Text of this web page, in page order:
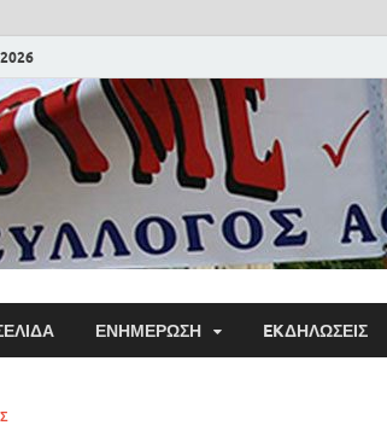
ΕΝΗΜΕΡΩΣΗ EKΔΗΛΩΣΕΙΣ